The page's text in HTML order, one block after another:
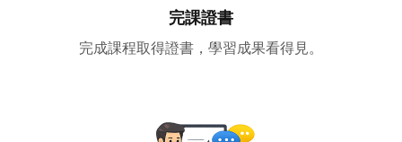
完課證書
完成課程取得證書，學習成果看得見。